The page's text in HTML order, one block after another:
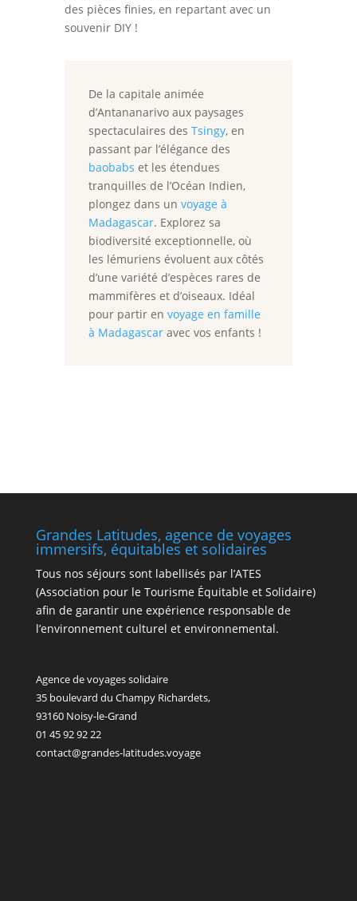
des pièces finies, en repartant avec un
souvenir DIY !
De la capitale animée
d’Antananarivo aux paysages
spectaculaires des Tsingy, en
passant par l’élégance des
baobabs et les étendues
tranquilles de l’Océan Indien,
plongez dans un voyage à
Madagascar. Explorez sa
biodiversité exceptionnelle, où
les lémuriens évoluent aux côtés
d’une variété d’espèces rares de
mammifères et d’oiseaux. Idéal
pour partir en voyage en famille
à Madagascaravec vos enfants !
Grandes Latitudes, agence de voyages
immersifs, équitables et solidaires
Tous nos séjours sont labellisés par l’ATES
(Association pour le Tourisme Équitable et Solidaire)
afin de garantir une expérience responsable de
l’environnement culturel et environnemental.
Agence de voyages solidaire
35 boulevard du Champy Richardets,
93160 Noisy-le-Grand
01 45 92 92 22
contact@grandes-latitudes.voyage